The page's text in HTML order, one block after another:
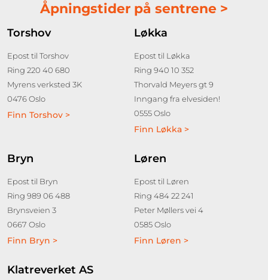
Åpningstider på sentrene >
Torshov
Epost til Torshov
Ring 220 40 680
Myrens verksted 3K
0476 Oslo
Finn Torshov >
Løkka
Epost til Løkka
Ring 940 10 352
Thorvald Meyers gt 9
Inngang fra elvesiden!
0555 Oslo
Finn Løkka >
Bryn
Epost til Bryn
Ring 989 06 488
Brynsveien 3
0667 Oslo
Finn Bryn >
Løren
Epost til Løren
Ring 484 22 241
Peter Møllers vei 4
0585 Oslo
Finn Løren >
Klatreverket AS